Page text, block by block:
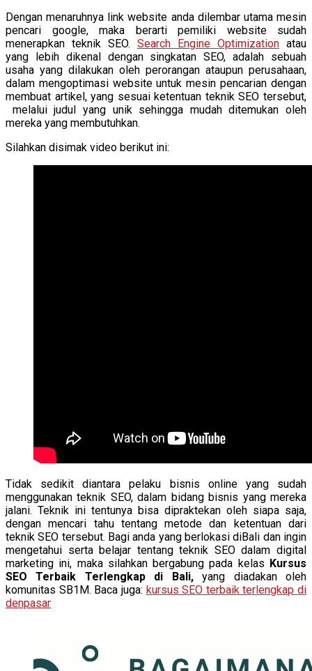
Dengan menaruhnya link website anda dilembar utama mesin
pencari google, maka berarti pemiliki website sudah
menerapkan teknik SEO. Search Engine Optimization atau
yang lebih dikenal dengan singkatan SEO, adalah sebuah
usaha yang dilakukan oleh perorangan ataupun perusahaan,
dalam mengoptimasi website untuk mesin pencarian dengan
membuat artikel, yang sesuai ketentuan teknik SEO tersebut,
melalui judul yang unik sehingga mudah ditemukan oleh
mereka yang membutuhkan.
Silahkan disimak video berikut ini:
Tidak sedikit diantara pelaku bisnis online yang sudah
menggunakan teknik SEO, dalam bidang bisnis yang mereka
jalani. Teknik ini tentunya bisa dipraktekan oleh siapa saja,
dengan mencari tahu tentang metode dan ketentuan dari
teknik SEO tersebut. Bagi anda yang berlokasi diBali dan ingin
mengetahui serta belajar tentang teknik SEO dalam digital
marketing ini, maka silahkan bergabung pada kelas Kursus
SEO Terbaik Terlengkap di Bali,yang diadakan oleh
komunitas SB1M. Baca juga: kursus SEO terbaik terlengkap di
denpasar